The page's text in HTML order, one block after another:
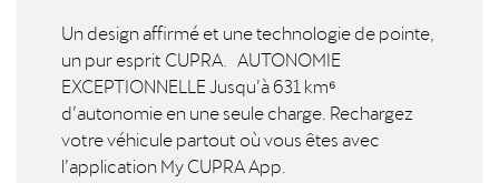
Un design affirmé et une technologie de pointe,
un pur esprit CUPRA. AUTONOMIE
EXCEPTIONNELLE Jusqu’à 631 km⁶
d’autonomie en une seule charge. Rechargez
votre véhicule partout où vous êtes avec
l’application My CUPRA App.